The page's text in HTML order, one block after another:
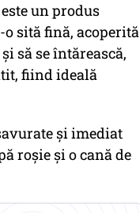
un produs
sită fină, acoperită
să se întărească,
fiind ideală
și imediat
roșie și o cană de